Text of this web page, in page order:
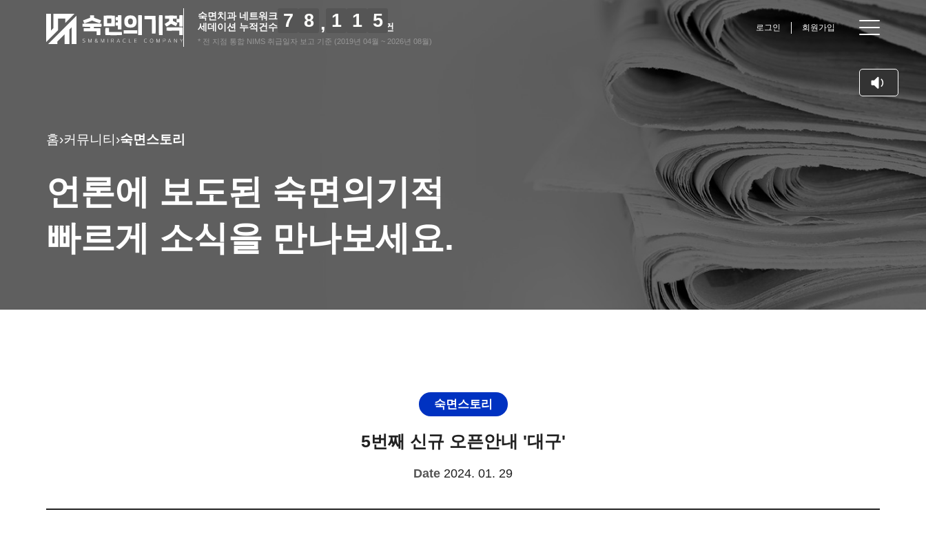
숙면치과 네트워크
세데이션 누적건수
7 8 1 1 5 건
* 전 지점 통합 NIMS 취급일자 보고 기준 (2019년 04월 ~ 2026년 08월)
로그인 회원가입
홈›커뮤니티 ›숙면스토리
언론에 보도된 숙면의기적
빠르게 소식을 만나보세요.
숙면스토리
5번째 신규 오픈안내 '대구'
Date 2024. 01. 29